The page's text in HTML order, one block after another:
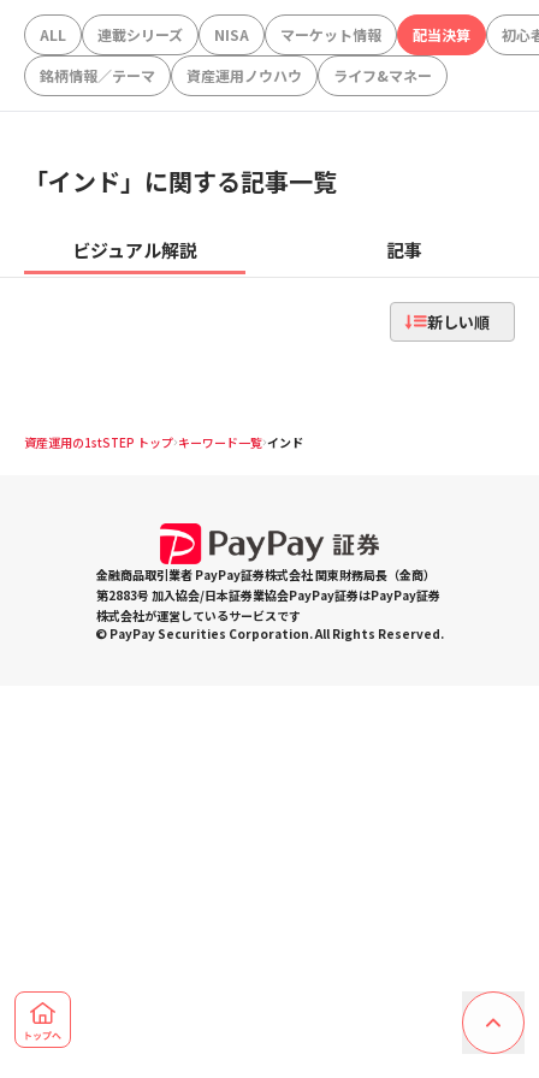
ALL 連載シリーズ NISA マーケット情報 配当決算
初心
銘柄情報／テーマ
資産運用ノウハウ ライフ&マネー
「インド」に関する記事一覧
ビジュアル解説 記事
新しい順
資産運用の1stSTEP トップ キーワード一覧 インド
金融商品取引業者 PayPay証券株式会社 関東財務局長（金商）
第2883号 加入協会/日本証券業協会PayPay証券はPayPay証券
株式会社が運営しているサービスです
© PayPay Securities Corporation. All Rights Reserved.